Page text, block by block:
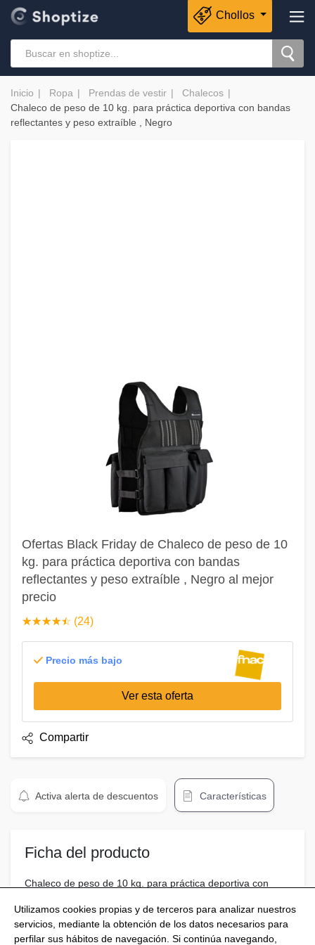
Chollos
Inicio Ropa Prendas de vestir
Chalecos
Chaleco de peso de 10 kg. para práctica deportiva con bandas
reflectantes y peso extraíble , Negro
Ofertas Black Friday de Chaleco de peso de 10
kg. para práctica deportiva con bandas
reflectantes y peso extraíble , Negro al mejor
precio
☆☆☆☆☆
★★★★★ (24)
Precio más bajo
Ver esta oferta
Compartir
Activa alerta de descuentos Características
Ficha del producto
Chaleco de peso de 10 kg. para práctica deportiva con
Utilizamos cookies propias y de terceros para analizar nuestros
servicios, mediante la obtención de los datos necesarios para
perfilar sus hábitos de navegación. Si continúa navegando,